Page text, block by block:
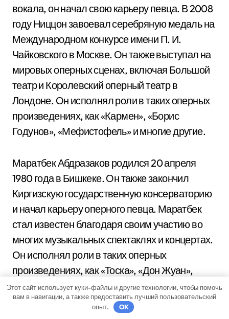
вокала, он начал свою карьеру певца. В 2008
году Ниццон завоевал серебряную медаль на
Международном конкурсе имени П. И.
Чайковского в Москве. Он также выступал на
мировых оперных сценах, включая Большой
театр и Королевский оперный театр в
Лондоне. Он исполнял роли в таких оперных
произведениях, как «Кармен», «Борис
Годунов», «Мефистофель» и многие другие.
Маратбек Абдразаков родился 20 апреля
1980 года в Бишкеке. Он также закончил
Киргизскую государственную консерваторию
и начал карьеру оперного певца. Маратбек
стал известен благодаря своим участию во
многих музыкальных спектаклях и концертах.
Он исполнял роли в таких оперных
произведениях, как «Тоска», «Дон Жуан»,
«Самсон и Далила», «Риголетто» и многие
другие. Он выступал на множестве оперных
сцен, включая Королевский оперный театр в
Этот сайт использует куки-файлы и другие технологии, чтобы помочь
вам в навигации, а также предоставить лучший пользовательский
опыт.
OK